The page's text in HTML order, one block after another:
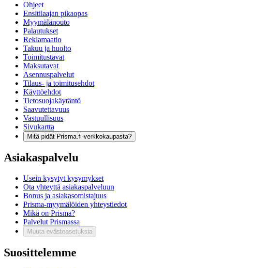
Ohjeet
Ensitilaajan pikaopas
Myymälänouto
Palautukset
Reklamaatio
Takuu ja huolto
Toimitustavat
Maksutavat
Asennuspalvelut
Tilaus- ja toimitusehdot
Käyttöehdot
Tietosuojakäytäntö
Saavutettavuus
Vastuullisuus
Sivukartta
Mitä pidät Prisma.fi-verkkokaupasta?
Asiakaspalvelu
Usein kysytyt kysymykset
Ota yhteyttä asiakaspalveluun
Bonus ja asiakasomistajuus
Prisma-myymälöiden yhteystiedot
Mikä on Prisma?
Palvelut Prismassa
Muuta evästeasetuksia
Suosittelemme